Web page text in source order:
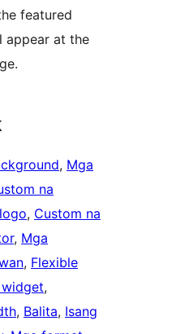
featured
appear at the
, Mga
na
, Custom na
, Mga
, Flexible
, Balita, Isang